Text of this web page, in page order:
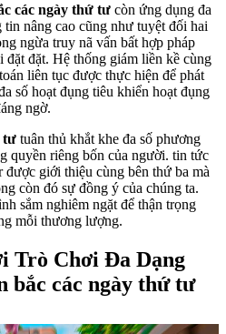
các ngày thứ tư còn ứng dụng đa
nâng cao cũng như tuyệt đối hai
ngừa truy nã vấn bất hợp pháp
đặt. Hệ thống giám liền kề cùng
liên tục được thực hiện để phát
số hoạt đụng tiêu khiển hoạt đụng
ngờ.
tư tuân thủ khắt khe đa số phương
quyền riêng bốn của người. tin tức
được giới thiệu cùng bên thứ ba mà
còn đó sự đồng ý của chúng ta.
sắm nghiêm ngặt để thận trọng
mỗi thương lượng.
Trò Chơi Đa Dạng
bắc các ngày thứ tư